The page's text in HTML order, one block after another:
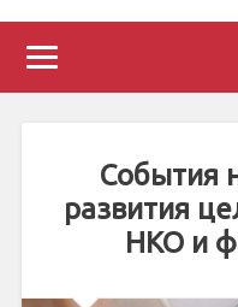
События
развития
НКО и